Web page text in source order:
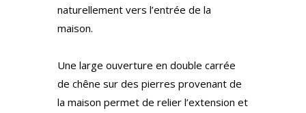
naturellement vers l’entrée de la
maison.
Une large ouverture en double carrée
de chêne sur des pierres provenant de
la maison permet de relier l’extension et